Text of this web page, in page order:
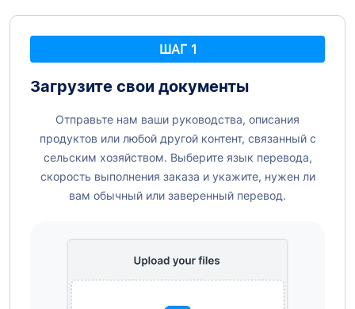
ШАГ 1
Загрузите свои документы
Отправьте нам ваши руководства, описания
продуктов или любой другой контент, связанный с
сельским хозяйством. Выберите язык перевода,
скорость выполнения заказа и укажите, нужен ли
вам обычный или заверенный перевод.